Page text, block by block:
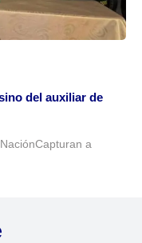
del auxiliar de
a